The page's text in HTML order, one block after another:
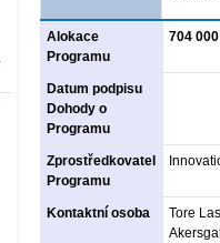
Alokace
Programu
704
Datum podpisu
Dohody o
Programu
Zprostředkovatel
Programu
Kontaktní osoba
Tore